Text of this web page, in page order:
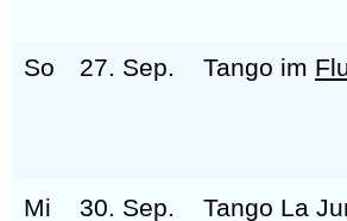
So 27. Sep. Tango im
Mi 30. Sep. Tango La